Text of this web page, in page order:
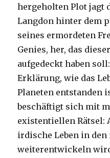
hergeholten Plot jagt
Langdon hinter dem
seines ermordeten
Genies, her, das
aufgedeckt haben
Erklärung, wie das
Planeten entstanden
beschäftigt sich mit
existentiellen Rätsel:
irdische Leben in den
weiterentwickeln